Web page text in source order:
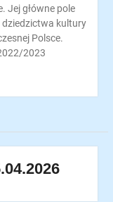
Jej główne pole
dziedzictwa kultury
Polsce.
2023